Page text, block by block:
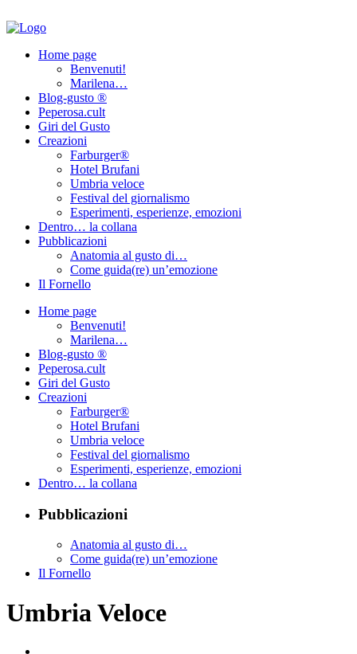
Home page
Benvenuti!
Marilena…
Blog-gusto ®
Peperosa.cult
Giri del Gusto
Creazioni
Farburger®
Hotel Brufani
Umbria veloce
Festival del giornalismo
Esperimenti, esperienze, emozioni
Dentro… la collana
Pubblicazioni
Anatomia al gusto di…
Come guida(re) un’emozione
Il Fornello
Home page
Benvenuti!
Marilena…
Blog-gusto ®
Peperosa.cult
Giri del Gusto
Creazioni
Farburger®
Hotel Brufani
Umbria veloce
Festival del giornalismo
Esperimenti, esperienze, emozioni
Dentro… la collana
Pubblicazioni
Anatomia al gusto di…
Come guida(re) un’emozione
Il Fornello
Umbria Veloce